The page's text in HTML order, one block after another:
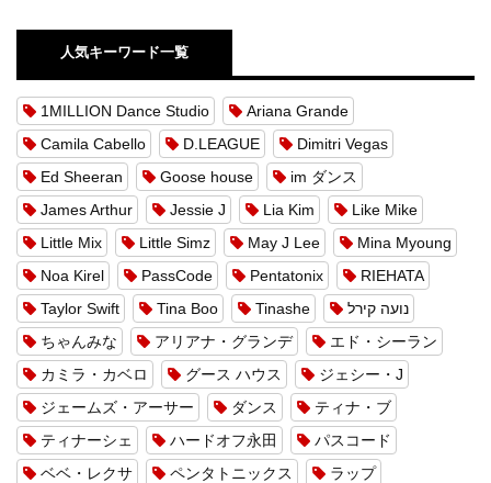
人気キーワード一覧
1MILLION Dance Studio
Ariana Grande
Camila Cabello
D.LEAGUE
Dimitri Vegas
Ed Sheeran
Goose house
im ダンス
James Arthur
Jessie J Lia Kim
Like Mike
Little Mix
Little Simz May J Lee
Mina Myoung
Noa Kirel
PassCode Pentatonix
RIEHATA
Taylor Swift
Tina Boo Tinashe
נועה קירל
ちゃんみな
アリアナ・グランデ
エド・シーラン
カミラ・カベロ
グース ハウス
ジェシー・J
ジェームズ・アーサー
ダンス
ティナ・ブ
ティナーシェ
ハードオフ永田
パスコード
ベベ・レクサ
ペンタトニックス
ラップ